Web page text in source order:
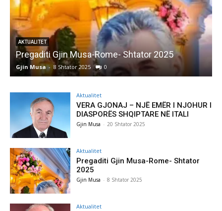
AKTUALITET
Pregaditi Gjin Musa-Rome- Shtator 2025
Gjin Musa - 8 Shtator 2025 0
Aktualitet
VERA GJONAJ – NJË EMËR I NJOHUR I
DIASPORËS SHQIPTARE NË ITALI
Gjin Musa - 20 Shtator 2025
Aktualitet
Pregaditi Gjin Musa-Rome- Shtator
2025
Gjin Musa - 8 Shtator 2025
Aktualitet